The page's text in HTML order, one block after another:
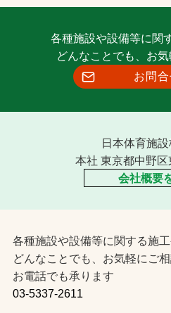
各種施設や設備等に関
どんなことでも、お
お問
日本体育施
本社 東京都中野
会社概要
各種施設や設備等に関する施
どんなことでも、お気軽にご
お電話でも承ります
03-5337-2611